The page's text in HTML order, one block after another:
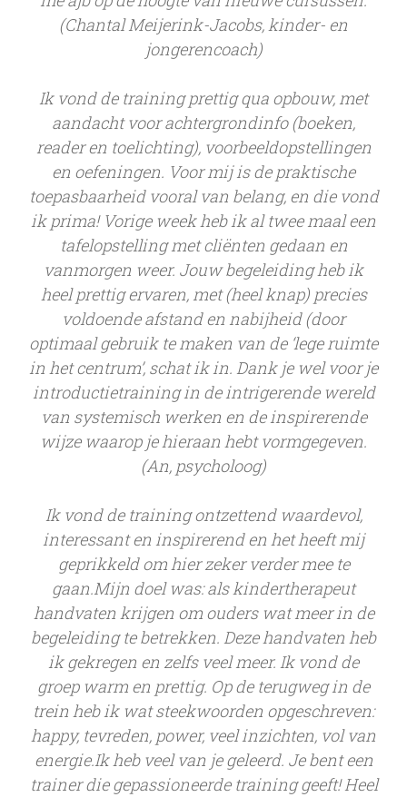
(Chantal Meijerink-Jacobs, kinder- en
jongerencoach)
Ik vond de training prettig qua opbouw, met
aandacht voor achtergrondinfo (boeken,
reader en toelichting), voorbeeldopstellingen
en oefeningen. Voor mij is de praktische
toepasbaarheid vooral van belang, en die vond
ik prima! Vorige week heb ik al twee maal een
tafelopstelling met cliënten gedaan en
vanmorgen weer. Jouw begeleiding heb ik
heel prettig ervaren, met (heel knap) precies
voldoende afstand en nabijheid (door
optimaal gebruik te maken van de ‘lege ruimte
in het centrum’, schat ik in. Dank je wel voor je
introductietraining in de intrigerende wereld
van systemisch werken en de inspirerende
wijze waarop je hieraan hebt vormgegeven.
(An, psycholoog)
Ik vond de training ontzettend waardevol,
interessant en inspirerend en het heeft mij
geprikkeld om hier zeker verder mee te
gaan.Mijn doel was: als kindertherapeut
handvaten krijgen om ouders wat meer in de
begeleiding te betrekken. Deze handvaten heb
ik gekregen en zelfs veel meer. Ik vond de
groep warm en prettig. Op de terugweg in de
trein heb ik wat steekwoorden opgeschreven:
happy, tevreden, power, veel inzichten, vol van
energie.Ik heb veel van je geleerd. Je bent een
trainer die gepassioneerde training geeft! Heel